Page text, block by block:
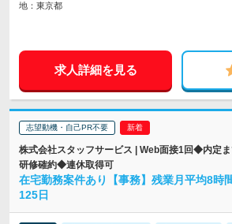
地：東京都
求人詳細を見る
志望動機・自己PR不要
株式会社スタッフサービス | Web面接1回◆内定
研修確約◆連休取得可
在宅勤務案件あり【事務】残業月平均8
125日